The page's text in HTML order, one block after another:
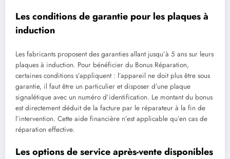
Les conditions de garantie pour les plaques à
induction
Les fabricants proposent des garanties allant jusqu’à 5 ans sur leurs
plaques à induction. Pour bénéficier du Bonus Réparation,
certaines conditions s’appliquent : l’appareil ne doit plus être sous
garantie, il faut être un particulier et disposer d’une plaque
signalétique avec un numéro d’identification. Le montant du bonus
est directement déduit de la facture par le réparateur à la fin de
l’intervention. Cette aide financière n’est applicable qu’en cas de
réparation effective.
Les options de service après-vente disponibles